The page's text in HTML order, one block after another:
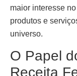
maior interesse
produtos e
universo.
O Papel
Receita